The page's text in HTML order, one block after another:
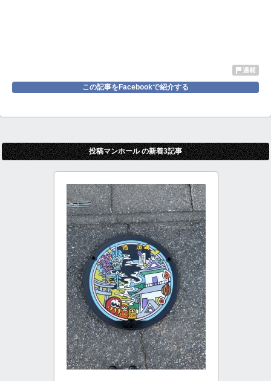
この記事をFacebookで紹介する
投稿マンホール の新着3記事